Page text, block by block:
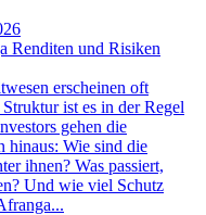
Renditen und Risiken
erscheinen oft
ist es in der Regel
gehen die
hinaus: Wie sind die
ihnen? Was passiert,
Und wie viel Schutz